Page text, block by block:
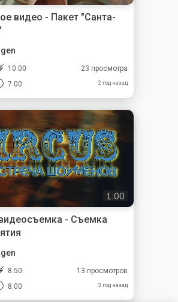
видео - Пакет "Санта-
10.00
7.00
23 просмотра
2 год назад
1:00
- Съемка
8.50
8.00
13 просмотров
3 год назад